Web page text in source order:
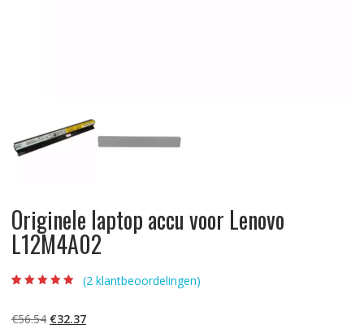
Originele laptop accu voor Lenovo
L12M4A02
gebaseerd op
klantbeoordelin
(2 klantbeoordelingen)
€56.54 Oorspronkelijke
€32.37Huidige